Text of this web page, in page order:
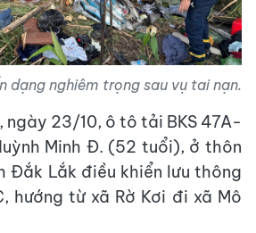
dạng nghiêm trọng sau vụ tai nạn.
ngày 23/10, ô tô tải BKS 47A-
Minh Đ. (52 tuổi), ở thôn
Đắk Lắk điều khiển lưu thông
hướng từ xã Rờ Kơi đi xã Mô